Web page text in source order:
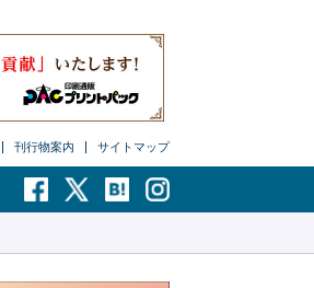
刊行物案内 サイトマップ